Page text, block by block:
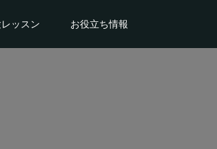
ッスン お役立ち情報